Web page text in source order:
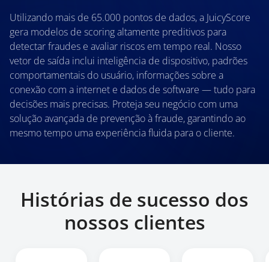
Utilizando mais de 65.000 pontos de dados, a JuicyScore
gera modelos de scoring altamente preditivos para
detectar fraudes e avaliar riscos em tempo real. Nosso
vetor de saída inclui inteligência de dispositivo, padrões
comportamentais do usuário, informações sobre a
conexão com a internet e dados de software — tudo para
decisões mais precisas. Proteja seu negócio com uma
solução avançada de prevenção à fraude, garantindo ao
mesmo tempo uma experiência fluida para o cliente.
Histórias de sucesso dos
nossos clientes